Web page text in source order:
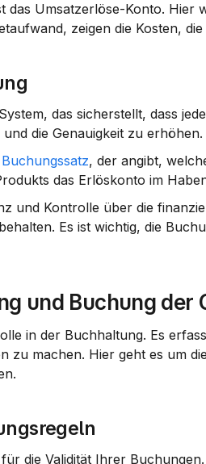
das Umsatzerlöse-Konto. Hier
, zeigen die Kosten,
das sicherstellt, dass
die Genauigkeit zu erhöhen.
Buchungssatz, der angibt,
das Erlöskonto im
und Kontrolle über die
Es ist wichtig, die
und Buchung der
in der Buchhaltung. Es
zu machen. Hier geht es um
die Validität Ihrer